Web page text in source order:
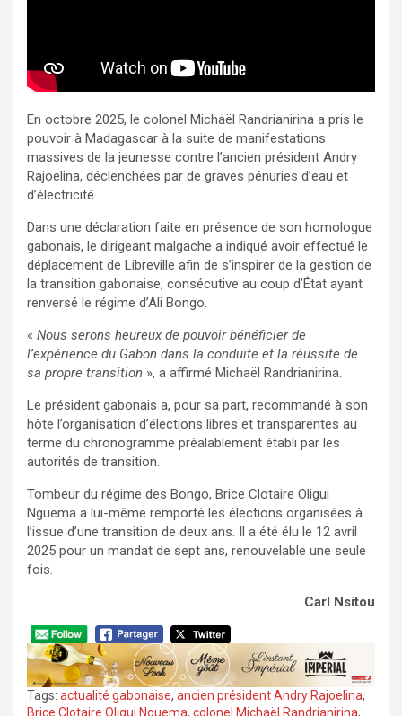
En octobre 2025, le colonel Michaël Randrianirina a pris le
pouvoir à Madagascar à la suite de manifestations
massives de la jeunesse contre l’ancien président Andry
Rajoelina, déclenchées par de graves pénuries d’eau et
d’électricité.
Dans une déclaration faite en présence de son homologue
gabonais, le dirigeant malgache a indiqué avoir effectué le
déplacement de Libreville afin de s’inspirer de la gestion de
la transition gabonaise, consécutive au coup d’État ayant
renversé le régime d’Ali Bongo.
« Nous serons heureux de pouvoir bénéficier de
l’expérience du Gabon dans la conduite et la réussite de
sa propre transition », a affirmé Michaël Randrianirina.
Le président gabonais a, pour sa part, recommandé à son
hôte l’organisation d’élections libres et transparentes au
terme du chronogramme préalablement établi par les
autorités de transition.
Tombeur du régime des Bongo, Brice Clotaire Oligui
Nguema a lui-même remporté les élections organisées à
l’issue d’une transition de deux ans. Il a été élu le 12 avril
2025 pour un mandat de sept ans, renouvelable une seule
fois.
Carl Nsitou
Tags: actualité gabonaise, ancien président Andry Rajoelina,
Brice Clotaire Oligui Nguema, colonel Michaël Randrianirina,